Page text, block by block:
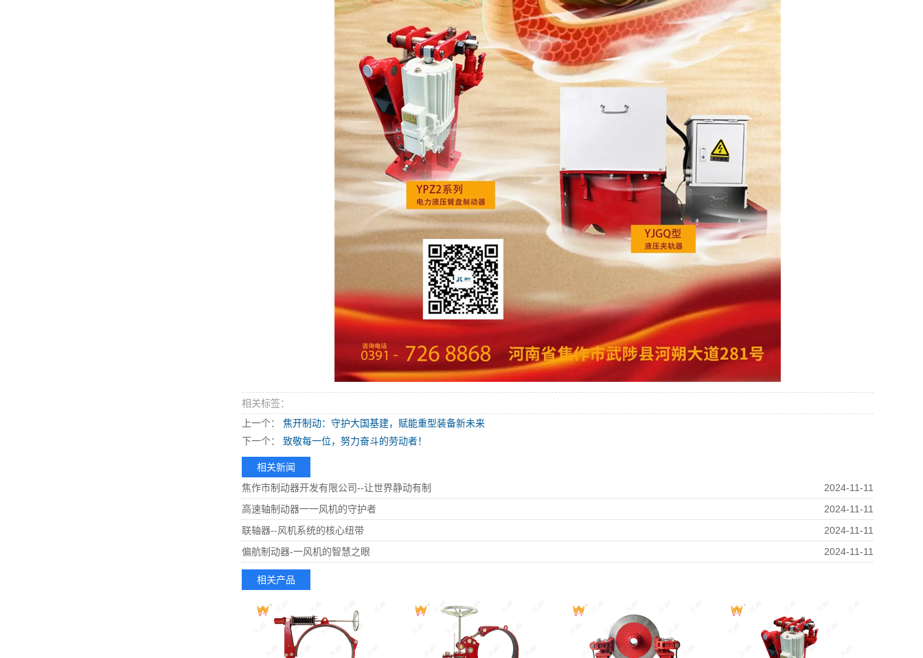
相关标签：
上一个：
焦开制动：守护大国基建，赋能重型装备新未来
下一个：
致敬每一位，努力奋斗的劳动者！
相关新闻
焦作市制动器开发有限公司--让世界静动有制
2024-11-11
高速轴制动器一一风机的守护者
2024-11-11
联轴器--风机系统的核心纽带
2024-11-11
偏航制动器-一风机的智慧之眼
2024-11-11
相关产品